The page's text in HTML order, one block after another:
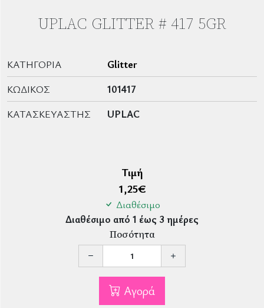
UPLAC GLITTER # 417 5GR
ΚΑΤΗΓΟΡΊΑ
Glitter
ΚΩΔΙΚΌΣ
101417
ΚΑΤΑΣΚΕΥΑΣΤΉΣ
UPLAC
Τιμή
1,25€
Διαθέσιμο
Διαθέσιμο από 1 έως 3 ημέρες
Ποσότητα
Αγορά